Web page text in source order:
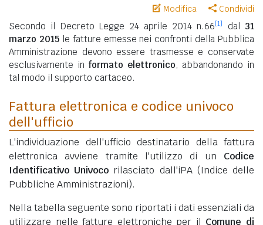
Modifica Condividi
Secondo il Decreto Legge 24 aprile 2014 n.66[1] dal 31
marzo 2015le fatture emesse nei confronti della Pubblica
Amministrazione devono essere trasmesse e conservate
esclusivamente in formato elettronico, abbandonando in
tal modo il supporto cartaceo.
Fattura elettronica e codice univoco
dell'ufficio
L'individuazione dell'ufficio destinatario della fattura
elettronica avviene tramite l'utilizzo di un Codice
Identificativo Univoco rilasciato dall'iPA (Indice delle
Pubbliche Amministrazioni).
Nella tabella seguente sono riportati i dati essenziali da
utilizzare nelle fatture elettroniche per il Comune di